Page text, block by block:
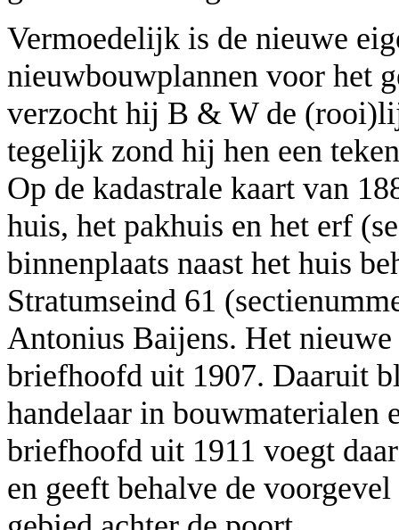
Vermoedelijk is de nieuwe
nieuwbouwplannen voor het
verzocht hij B & W de
tegelijk zond hij hen een
Op de kadastrale kaart van
huis, het pakhuis en het erf
binnenplaats naast het huis
Stratumseind 61
Antonius Baijens. Het
briefhoofd uit 1907. Daaruit
handelaar in bouwmaterialen
briefhoofd uit 1911 voegt
en geeft behalve de